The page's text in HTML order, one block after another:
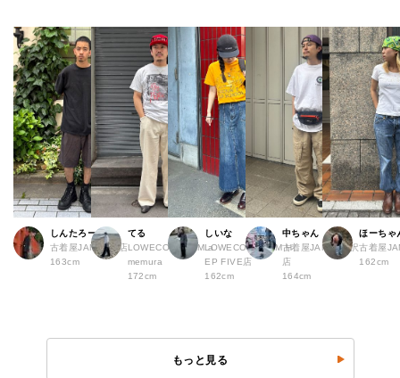
しんたろー
古着屋JAM 仙台店
163cm
てる
LOWECO by JAM a
memura
172cm
しいな
LOWECO by JAM H
EP FIVE店
162cm
中ちゃん
古着屋JAM 下北沢
店
164cm
ほーちゃ
古着屋
162cm
もっと見る